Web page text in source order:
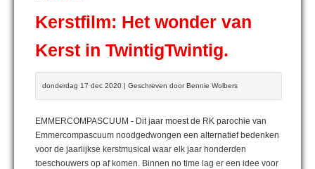
Kerstfilm: Het wonder van
Kerst in TwintigTwintig.
donderdag 17 dec 2020 | Geschreven door Bennie Wolbers
EMMERCOMPASCUUM - Dit jaar moest de RK parochie van
Emmercompascuum noodgedwongen een alternatief bedenken
voor de jaarlijkse kerstmusical waar elk jaar honderden
toeschouwers op af komen. Binnen no time lag er een idee voor